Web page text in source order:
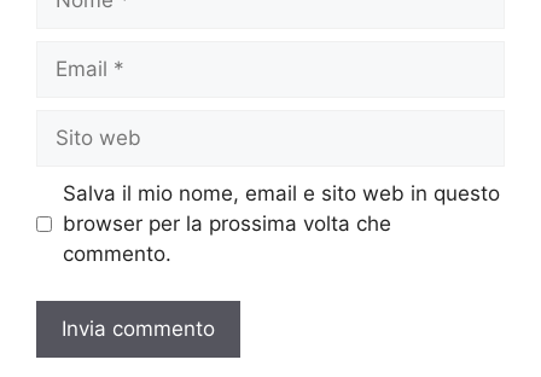
Email
Sito
web
Salva il mio nome, email e sito web in questo
browser per la prossima volta che
commento.